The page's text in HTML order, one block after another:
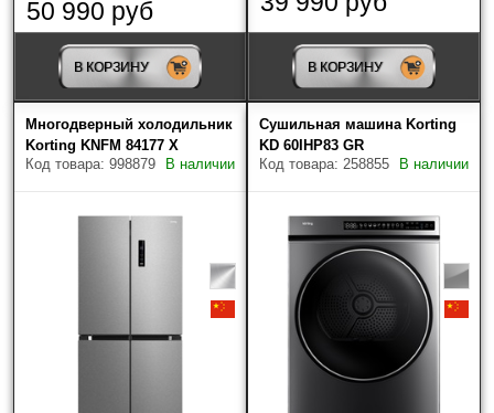
50 990 руб
В КОРЗИНУ В КОРЗИНУ
Многодверный холодильник
Korting KNFM 84177 X
Код товара: 998879
В наличии
Сушильная машина Korting
KD 60IHP83 GR
Код товара: 258855
В наличии